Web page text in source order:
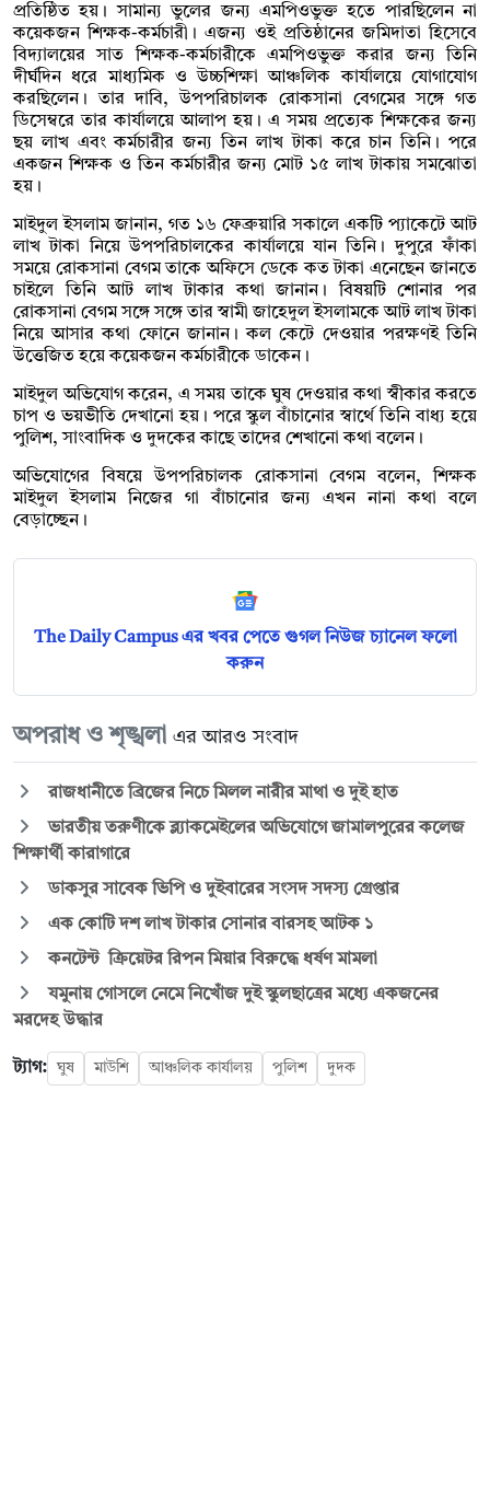
প্রতিষ্ঠিত হয়। সামান্য ভুলের জন্য এমপিওভুক্ত হতে পারছিলেন না
কয়েকজন শিক্ষক-কর্মচারী। এজন্য ওই প্রতিষ্ঠানের জমিদাতা হিসেবে
বিদ্যালয়ের সাত শিক্ষক-কর্মচারীকে এমপিওভুক্ত করার জন্য তিনি
দীর্ঘদিন ধরে মাধ্যমিক ও উচ্চশিক্ষা আঞ্চলিক কার্যালয়ে যোগাযোগ
করছিলেন। তার দাবি, উপপরিচালক রোকসানা বেগমের সঙ্গে গত
ডিসেম্বরে তার কার্যালয়ে আলাপ হয়। এ সময় প্রত্যেক শিক্ষকের জন্য
ছয় লাখ এবং কর্মচারীর জন্য তিন লাখ টাকা করে চান তিনি। পরে
একজন শিক্ষক ও তিন কর্মচারীর জন্য মোট ১৫ লাখ টাকায় সমঝোতা
হয়।
মাইদুল ইসলাম জানান, গত ১৬ ফেব্রুয়ারি সকালে একটি প্যাকেটে আট
লাখ টাকা নিয়ে উপপরিচালকের কার্যালয়ে যান তিনি। দুপুরে ফাঁকা
সময়ে রোকসানা বেগম তাকে অফিসে ডেকে কত টাকা এনেছেন জানতে
চাইলে তিনি আট লাখ টাকার কথা জানান। বিষয়টি শোনার পর
রোকসানা বেগম সঙ্গে সঙ্গে তার স্বামী জাহেদুল ইসলামকে আট লাখ টাকা
নিয়ে আসার কথা ফোনে জানান। কল কেটে দেওয়ার পরক্ষণই তিনি
উত্তেজিত হয়ে কয়েকজন কর্মচারীকে ডাকেন।
মাইদুল অভিযোগ করেন, এ সময় তাকে ঘুষ দেওয়ার কথা স্বীকার করতে
চাপ ও ভয়ভীতি দেখানো হয়। পরে স্কুল বাঁচানোর স্বার্থে তিনি বাধ্য হয়ে
পুলিশ, সাংবাদিক ও দুদকের কাছে তাদের শেখানো কথা বলেন।
অভিযোগের বিষয়ে উপপরিচালক রোকসানা বেগম বলেন, শিক্ষক
মাইদুল ইসলাম নিজের গা বাঁচানোর জন্য এখন নানা কথা বলে
বেড়াচ্ছেন।
The Daily Campus এর খবর পেতে গুগল নিউজ চ্যানেল ফলো
করুন
অপরাধ ও শৃঙ্খলা এর আরও সংবাদ
রাজধানীতে ব্রিজের নিচে মিলল নারীর মাথা ও দুই হাত
ভারতীয় তরুণীকে ব্ল্যাকমেইলের অভিযোগে জামালপুরের কলেজ
শিক্ষার্থী কারাগারে
ডাকসুর সাবেক ভিপি ও দুইবারের সংসদ সদস্য গ্রেপ্তার
এক কোটি দশ লাখ টাকার সোনার বারসহ আটক ১
কনটেন্ট ক্রিয়েটর রিপন মিয়ার বিরুদ্ধে ধর্ষণ মামলা
যমুনায় গোসলে নেমে নিখোঁজ দুই স্কুলছাত্রের মধ্যে একজনের
মরদেহ উদ্ধার
ট্যাগ: ঘুষ মাউশি আঞ্চলিক কার্যালয় পুলিশ দুদক